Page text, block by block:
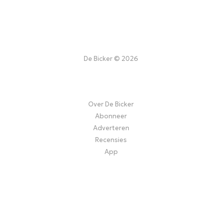
De Bicker © 2026
Over De Bicker
Abonneer
Adverteren
Recensies
App